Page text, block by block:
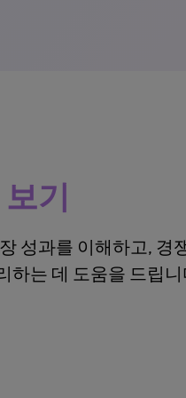
기
성과를 이해하고, 경
하는 데 도움을 드립니